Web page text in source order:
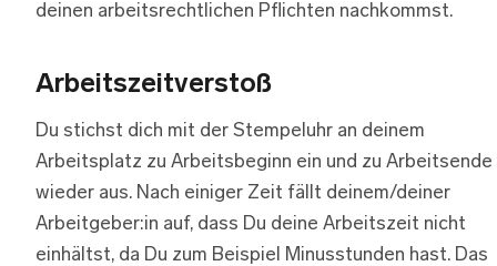
deinen arbeitsrechtlichen Pflichten nachkommst.
Arbeitszeitverstoß
Du stichst dich mit der Stempeluhr an deinem
Arbeitsplatz zu Arbeitsbeginn ein und zu Arbeitsende
wieder aus. Nach einiger Zeit fällt deinem/deiner
Arbeitgeber:in auf, dass Du deine Arbeitszeit nicht
einhältst, da Du zum Beispiel Minusstunden hast. Das